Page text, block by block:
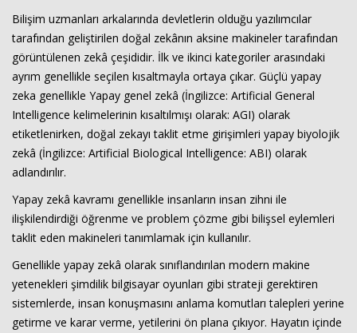
Bilişim uzmanları arkalarında devletlerin olduğu yazılımcılar
tarafından geliştirilen doğal zekânın aksine makineler tarafından
görüntülenen zekâ çeşididir. İlk ve ikinci kategoriler arasındaki
ayrım genellikle seçilen kısaltmayla ortaya çıkar. Güçlü yapay
zeka genellikle Yapay genel zekâ (İngilizce: Artificial General
Intelligence kelimelerinin kısaltılmışı olarak: AGI) olarak
etiketlenirken, doğal zekayı taklit etme girişimleri yapay biyolojik
zekâ (İngilizce: Artificial Biological Intelligence: ABI) olarak
adlandırılır.
Yapay zekâ kavramı genellikle insanların insan zihni ile
ilişkilendirdiği öğrenme ve problem çözme gibi bilişsel eylemleri
taklit eden makineleri tanımlamak için kullanılır.
Genellikle yapay zekâ olarak sınıflandırılan modern makine
yetenekleri şimdilik bilgisayar oyunları gibi strateji gerektiren
sistemlerde, insan konuşmasını anlama komutları talepleri yerine
getirme ve karar verme, yetilerini ön plana çıkıyor. Hayatın içinde
Haberin Doğru Adresi.